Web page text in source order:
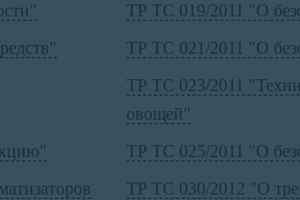
ТР ТС 019/2011 "О
ТР ТС 021/2011 "О
ТР ТС 023/2011
овощей"
ТР ТС 025/2011 "О
ТР ТС 030/2012 "О